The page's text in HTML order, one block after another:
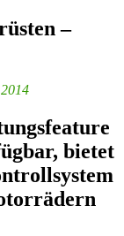
–
bietet